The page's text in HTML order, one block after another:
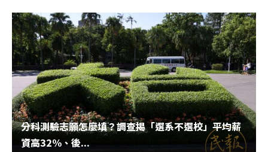
分科測驗志願怎麼填？調查揭「選系不選校」平均薪
資高32%、後...